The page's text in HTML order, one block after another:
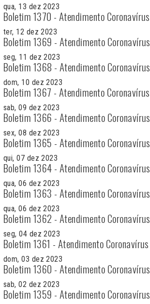
qua, 13 dez 2023
Boletim 1370 - Atendimento Coronavírus
ter, 12 dez 2023
Boletim 1369 - Atendimento Coronavírus
seg, 11 dez 2023
Boletim 1368 - Atendimento Coronavírus
dom, 10 dez 2023
Boletim 1367 - Atendimento Coronavírus
sab, 09 dez 2023
Boletim 1366 - Atendimento Coronavírus
sex, 08 dez 2023
Boletim 1365 - Atendimento Coronavírus
qui, 07 dez 2023
Boletim 1364 - Atendimento Coronavírus
qua, 06 dez 2023
Boletim 1363 - Atendimento Coronavírus
qua, 06 dez 2023
Boletim 1362 - Atendimento Coronavírus
seg, 04 dez 2023
Boletim 1361 - Atendimento Coronavírus
dom, 03 dez 2023
Boletim 1360 - Atendimento Coronavírus
sab, 02 dez 2023
Boletim 1359 - Atendimento Coronavírus